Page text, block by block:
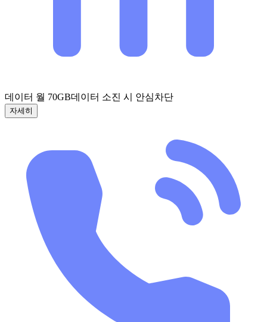
데이터 월 70GB데이터 소진 시 안심차단
자세히